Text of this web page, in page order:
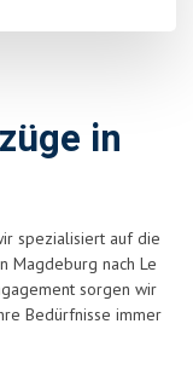
in
spezialisiert auf die
Magdeburg nach Le
sorgen wir
Bedürfnisse immer